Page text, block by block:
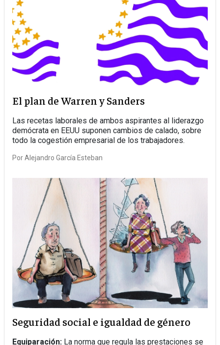
El plan de Warren y Sanders
Las recetas laborales de ambos aspirantes al liderazgo
demócrata en EEUU suponen cambios de calado, sobre
todo la cogestión empresarial de los trabajadores.
PorAlejandro García Esteban
Seguridad social e igualdad de género
Equiparación: La norma que regula las prestaciones se